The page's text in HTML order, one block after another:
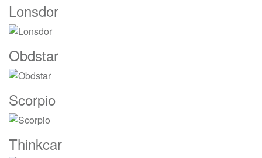
Lonsdor
Obdstar
Scorpio
Thinkcar